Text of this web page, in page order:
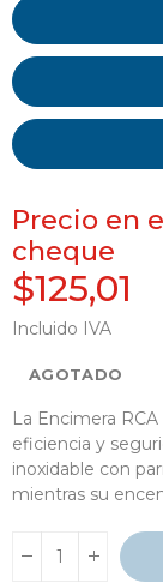
Precio en
cheque
$125,01
Incluido IVA
AGOTADO
La Encimera
eficiencia y
inoxidable con
mientras su